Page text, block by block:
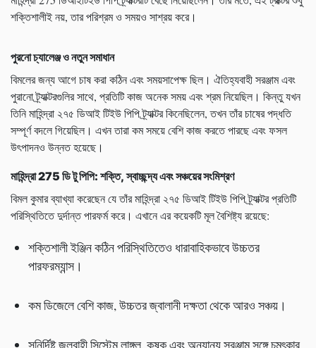
শক্তিশালীই নয়, তার পরিশ্রম ও সময়ও সাশ্রয় করে।
পুরনো চ্যালেঞ্জ ও নতুন সমাধান
বিমলের জন্য আগে চাষ করা কঠিন এবং সময়সাপেক্ষ ছিল। ঐতিহ্যবাহী সরঞ্জাম এবং
পুরানো ট্র্যাক্টরগুলির সাথে, প্রতিটি কাজ অনেক সময় এবং শ্রম নিয়েছিল। কিন্তু যখন
তিনি মাহিন্দ্রা ২৭৫ ডিআই টিইউ পিপি ট্র্যাক্টর কিনেছিলেন, তখন তাঁর চাষের পদ্ধতি
সম্পূর্ণ বদলে গিয়েছিল। এখন তারা কম সময়ে বেশি কাজ করতে পারছে এবং ফসল
উৎপাদনও উন্নত হয়েছে।
মাহিন্দ্রা 275 ডি টু পিপি: শক্তি, স্বাচ্ছন্দ্য এবংসঞ্চয়ের সংমিশ্রণ
বিমল কুমার ব্যাখ্যা করেছেন যে তাঁর মাহিন্দ্রা ২৭৫ ডিআই টিইউ পিপি ট্র্যাক্টর প্রতিটি
পরিস্থিতিতে দুর্দান্ত পারফর্ম করে। এখানে এর কয়েকটি মূল বৈশিষ্ট্য রয়েছে:
শক্তিশালী ইঞ্জিন কঠিন পরিস্থিতিতেও ধারাবাহিকভাবে উচ্চতর
পারফরম্যান্স।
কম ডিজেলে বেশি কাজ, উচ্চতর জ্বালানী দক্ষতা থেকে আরও সঞ্চয়।